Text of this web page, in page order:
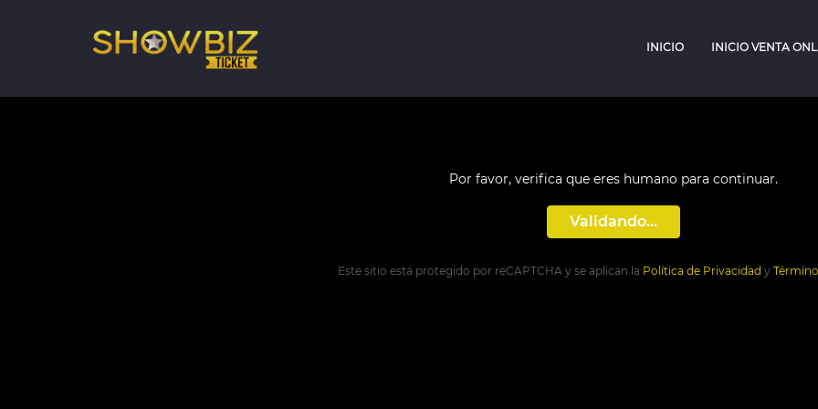
INICIO INICIO VENTA
Por favor, verifica que eres humano para continuar.
Validando...
Este sitio está protegido por reCAPTCHA y se aplican la Política de Privacidad y